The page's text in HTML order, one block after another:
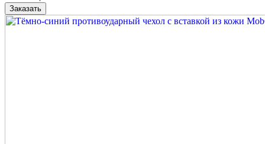
Заказать